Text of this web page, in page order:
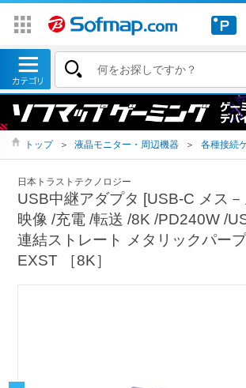
トップ ＞ 液晶モニター・周辺機器 ＞ 各種接続
日本トラストテクノロジー
USB中継アダプタ [USB-C メス
映像 /充電 /転送 /8K /PD240W /
連結ストレート メタリックパー
EXST ［8K］